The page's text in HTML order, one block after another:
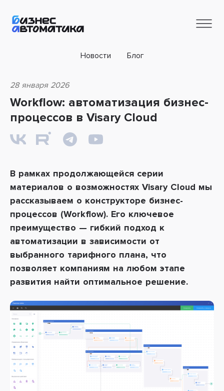
Новости Блог
28 января 2026
Workflow: автоматизация бизнес-
процессов в Visary Cloud
В рамках продолжающейся серии
материалов о возможностях Visary Cloud мы
рассказываем о конструкторе бизнес-
процессов (Workflow). Его ключевое
преимущество — гибкий подход к
автоматизации в зависимости от
выбранного тарифного плана, что
позволяет компаниям на любом этапе
развития найти оптимальное решение.